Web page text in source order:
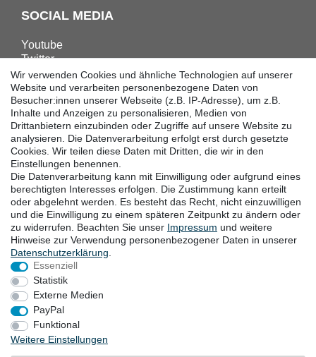
SOCIAL MEDIA
Youtube
Twitter
Linkedin
Facebook
Instagram
DOWNLOADS
Kataloge
Technik
Zertifikate
Studien
Promotion
STANDORTE
Widerrufsrecht
Datenschutzerklärung
Wir verwenden Cookies und ähnliche Technologien auf unserer
Website und verarbeiten personenbezogene Daten von
Besucher:innen unserer Webseite (z.B. IP-Adresse), um z.B.
Inhalte und Anzeigen zu personalisieren, Medien von
Drittanbietern einzubinden oder Zugriffe auf unsere Website zu
analysieren. Die Datenverarbeitung erfolgt erst durch gesetzte
Cookies. Wir teilen diese Daten mit Dritten, die wir in den
Einstellungen benennen.
Die Datenverarbeitung kann mit Einwilligung oder aufgrund eines
berechtigten Interesses erfolgen. Die Zustimmung kann erteilt
oder abgelehnt werden. Es besteht das Recht, nicht einzuwilligen
und die Einwilligung zu einem späteren Zeitpunkt zu ändern oder
zu widerrufen. Beachten Sie unser Impressum und weitere
Hinweise zur Verwendung personenbezogener Daten in unserer
Daten­schutz­erklärung
Essenziell
Statistik
Externe Medien
PayPal
Funktional
Weitere Einstellungen